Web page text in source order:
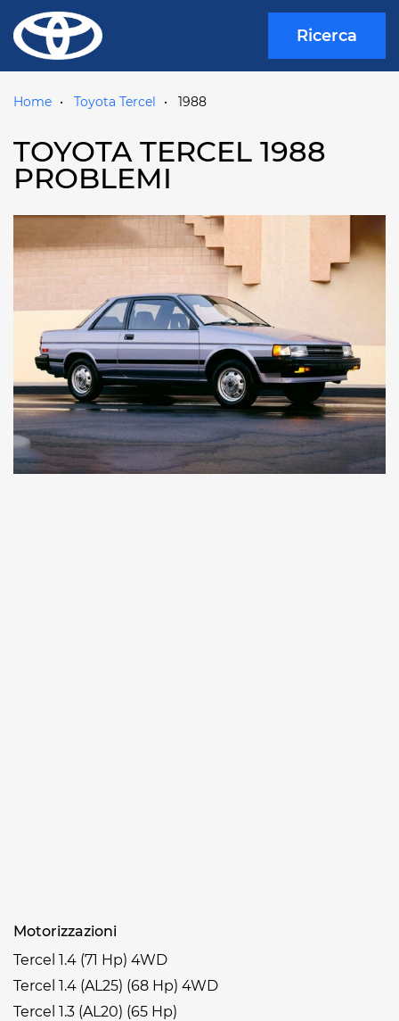
Ricerca
Home Toyota Tercel 1988
TOYOTA TERCEL 1988
PROBLEMI
Motorizzazioni
Tercel 1.4 (71 Hp) 4WD
Tercel 1.4 (AL25) (68 Hp) 4WD
Tercel 1.3 (AL20) (65 Hp)